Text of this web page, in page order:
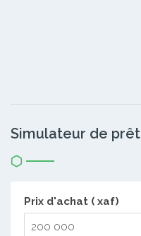
Simulateur de prêt
Prix d'achat ( xaf)